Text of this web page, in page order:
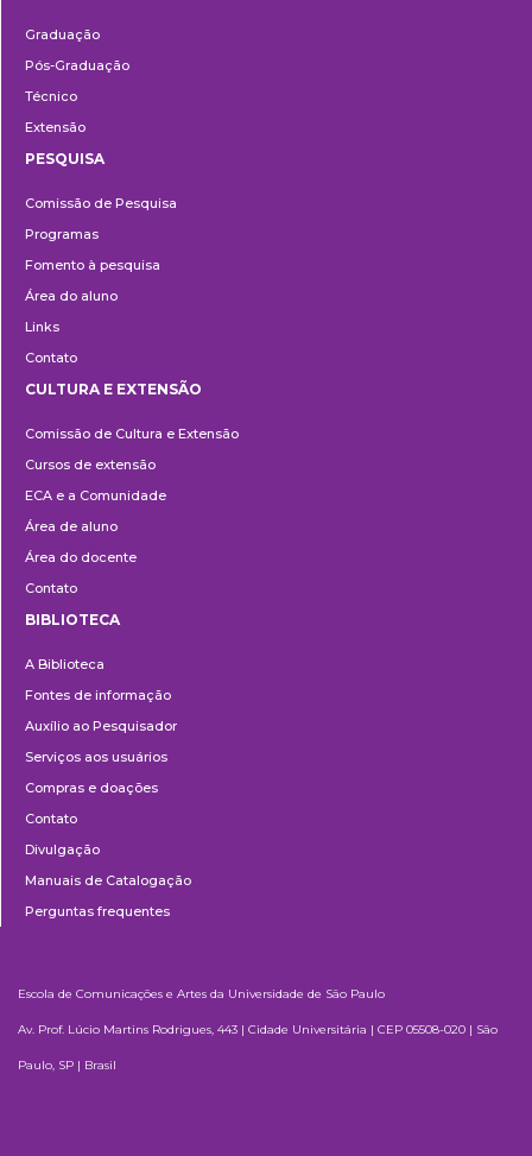
Graduação
Pós-Graduação
Técnico
Extensão
PESQUISA
Comissão de Pesquisa
Programas
Fomento à pesquisa
Área do aluno
Links
Contato
e
Extensão
CULTURA E EXTENSÃO
Comissão de Cultura e Extensão
Cursos de extensão
ECA e a Comunidade
Área de aluno
Área do docente
Contato
BIBLIOTECA
A Biblioteca
Fontes de informação
Auxílio ao Pesquisador
Serviços aos usuários
Compras e doações
Contato
Divulgação
Manuais de Catalogação
Perguntas frequentes
Escola de Comunicações e Artes da Universidade de São Paulo
Av. Prof. Lúcio Martins Rodrigues, 443 | Cidade Universitária | CEP 05508-020 | São
Paulo, SP | Brasil